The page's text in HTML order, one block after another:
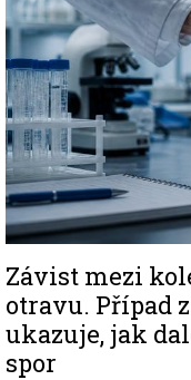
Závist mezi
otravu. Případ
ukazuje, jak
spor